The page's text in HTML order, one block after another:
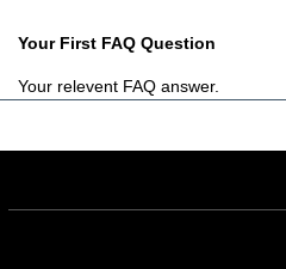
Your First FAQ Question
Your relevent FAQ answer.